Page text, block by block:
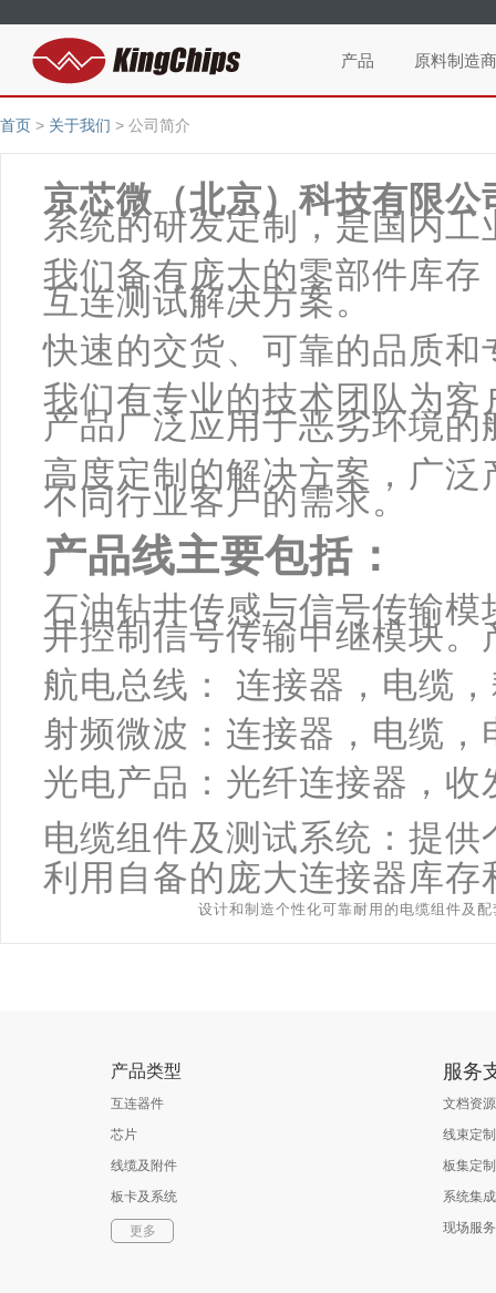
产品 原料制造商
首页 > 关于我们 > 公司简介
京芯微（北京）科技有限
系统的研发定制，是国内
我们备有庞大的零部件库
互连测试解决方案。
快速的交货、可靠的品质
我们有专业的技术团队为
产品广泛应用于恶劣环境
高度定制的解决方案，广
不同行业客户的需求。
产品线主要包括：
石油钻井传感与信号传输
井控制信号传输中继模块
航电总线： 连接器，电缆
射频微波：连接器，电缆，
光电产品：光纤连接器，收
电缆组件及测试系统：提
利用自备的庞大连接器库
设计和制造个性化可靠耐用的电缆组件及
产品类型
互连器件
芯片
线缆及附件
板卡及系统
软件更多
服务
文档资源
线束定制
板集定制
系统集成
现场服务